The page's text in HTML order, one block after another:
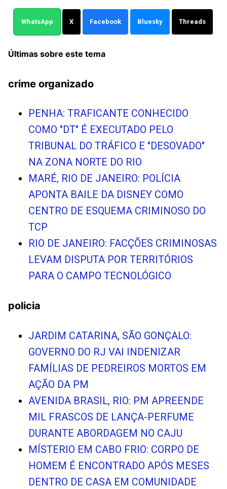
WhatsApp X Facebook Bluesky Threads
Últimas sobre este tema
crime organizado
PENHA: TRAFICANTE CONHECIDO
COMO "DT" É EXECUTADO PELO
TRIBUNAL DO TRÁFICO E "DESOVADO"
NA ZONA NORTE DO RIO
MARÉ, RIO DE JANEIRO: POLÍCIA
APONTA BAILE DA DISNEY COMO
CENTRO DE ESQUEMA CRIMINOSO DO
TCP
RIO DE JANEIRO: FACÇÕES CRIMINOSAS
LEVAM DISPUTA POR TERRITÓRIOS
PARA O CAMPO TECNOLÓGICO
policia
JARDIM CATARINA, SÃO GONÇALO:
GOVERNO DO RJ VAI INDENIZAR
FAMÍLIAS DE PEDREIROS MORTOS EM
AÇÃO DA PM
AVENIDA BRASIL, RIO: PM APREENDE
MIL FRASCOS DE LANÇA-PERFUME
DURANTE ABORDAGEM NO CAJU
MÍSTERIO EM CABO FRIO: CORPO DE
HOMEM É ENCONTRADO APÓS MESES
DENTRO DE CASA EM COMUNIDADE